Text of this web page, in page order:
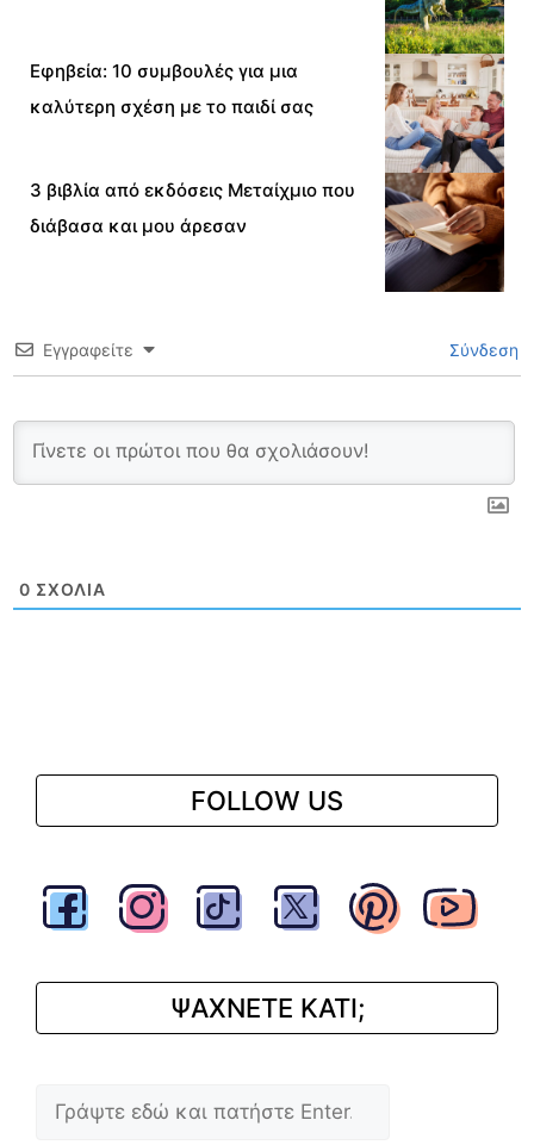
Εφηβεία: 10 συμβουλές για μια
καλύτερη σχέση με το παιδί σας
3 βιβλία από εκδόσεις Μεταίχμιο που
διάβασα και μου άρεσαν
Εγγραφείτε Σύνδεση
0 ΣΧΌΛΙΑ
FOLLOW US
ΨΑΧΝΕΤΕ ΚΑΤΙ;